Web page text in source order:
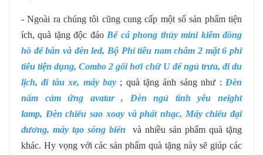
- Ngoài ra chúng tôi cũng cung cấp một số sản phẩm tiện
ích, quà tặng độc đáo Bể cá phong thủy mini kiêm đồng
hồ để bàn và đèn led, Bộ Phi tiêu nam châm 2 mặt 6 phi
tiêu tiện dụng,Combo 2 gối hơi chữ U để ngủ trưa, đi du
lịch, đi tàu xe, máy bay; quà tặng ánh sáng như :Đèn
nấm cảm ứng avatar, Đèn ngủ tình yêu neight
lamp, Đèn chiếu sao xoay và phát nhạc, Máy chiếu đại
dương, máy tạo sóng biển
và nhiều sản phẩm quà tặng
khác. Hy vọng với các sản phẩm quà tặng này sẽ giúp các